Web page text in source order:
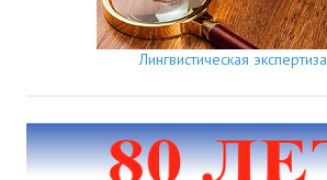
Лингвистическая экспертиза